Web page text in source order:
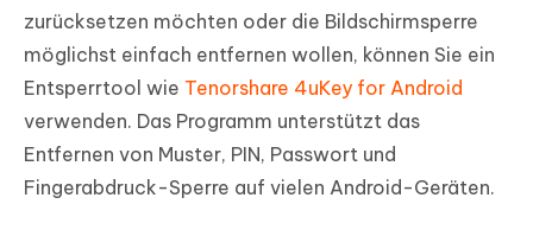
zurücksetzen möchten oder die Bildschirmsperre
möglichst einfach entfernen wollen, können Sie ein
Entsperrtool wie Tenorshare 4uKey for Android
verwenden. Das Programm unterstützt das
Entfernen von Muster, PIN, Passwort und
Fingerabdruck-Sperre auf vielen Android-Geräten.